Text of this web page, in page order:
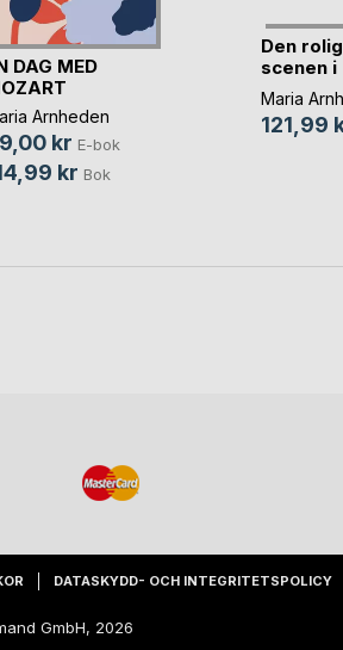
DAG MED
Arnheden
kr E-bok
kr Bok
Den
scenen i
Maria
121,99
DATASKYDD- OCH INTEGRITETSPOLICY
GmbH, 2026